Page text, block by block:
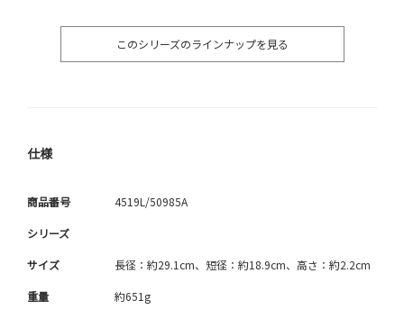
このシリーズのラインナップを見る
仕様
商品番号 4519L/50985A
シリーズ
サイズ 長径：約29.1cm、短径：約18.9cm、高さ：約2.2cm
重量 約651g